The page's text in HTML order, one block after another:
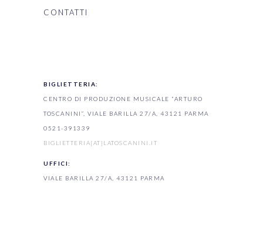
CONTATTI
BIGLIETTERIA:
CENTRO DI PRODUZIONE MUSICALE “ARTURO
TOSCANINI”, VIALE BARILLA 27/A, 43121 PARMA
0521-391339
BIGLIETTERIA[AT]LATOSCANINI.IT
UFFICI:
VIALE BARILLA 27/A, 43121 PARMA